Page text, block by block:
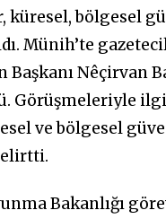
küresel, bölgesel
Münih’te
Nêçirvan
Görüşmeleriyle
ve bölgesel
Bakanlığı